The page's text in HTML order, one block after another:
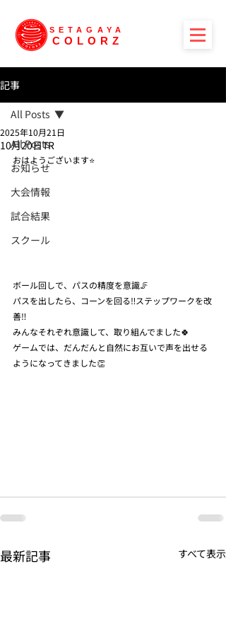
SETAGAYA
COLORZ
記事
All Posts
お知らせ
大会情報
試合結果
スクール
All Posts
10月20日TR
2025年10月21日
おはようございます⭐️
ボール回しで、パスの精度を意識🦵
パスを出したら、コーンを回る‼️ステップワークを改
善‼️
みんなそれぞれ意識して、取り組んでました🍀
ゲームでは、だんだんと自然にお互いで声を出せる
ようになってきました👏
最新記事 すべて表示